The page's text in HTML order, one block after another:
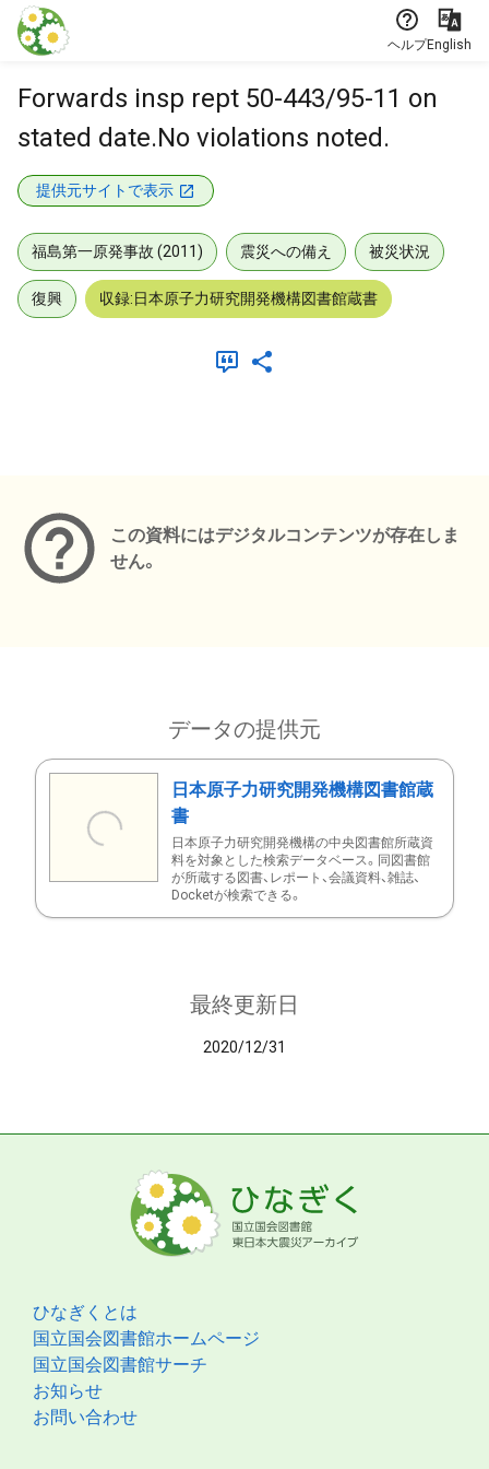
本文に飛ぶ
ヘルプEnglish
Forwards insp rept 50-443/95-11 on
stated date.No violations noted.
提供元サイトで表示
福島第一原発事故 (2011) 震災への備え 被災状況
復興 収録:日本原子力研究開発機構図書館蔵書
この資料にはデジタルコンテンツが存在しま
せん。
データの提供元
日本原子力研究開発機構図書館蔵
書
日本原子力研究開発機構の中央図書館所蔵資
料を対象とした検索データベース。同図書館
が所蔵する図書、レポート、会議資料、雑誌、
Docketが検索できる。
最終更新日
2020/12/31
ひなぎくとは
国立国会図書館ホームページ
国立国会図書館サーチ
お知らせ
お問い合わせ